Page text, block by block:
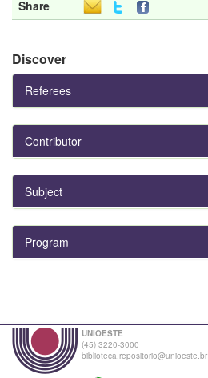
Share
Discover
Referees
Contributor
Subject
Program
UNIOESTE
(45) 3220-3000
biblioteca.repositorio@unioeste.br